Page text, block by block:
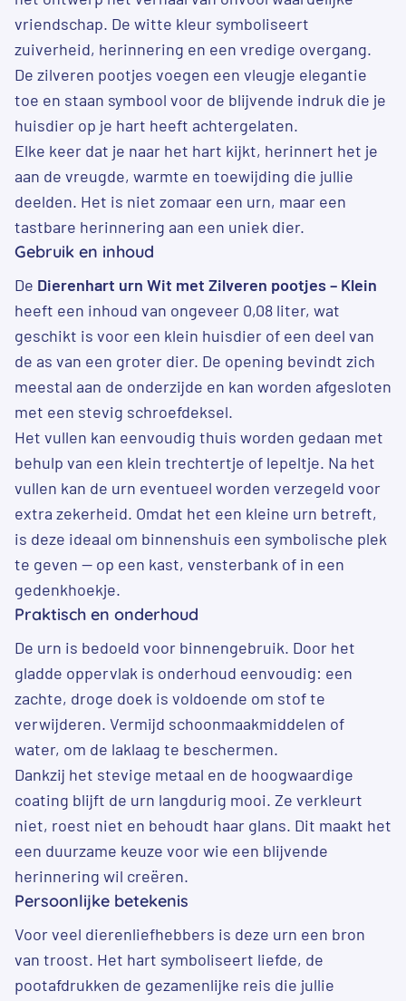
vriendschap. De witte kleur symboliseert
zuiverheid, herinnering en een vredige overgang.
De zilveren pootjes voegen een vleugje elegantie
toe en staan symbool voor de blijvende indruk die je
huisdier op je hart heeft achtergelaten.
Elke keer dat je naar het hart kijkt, herinnert het je
aan de vreugde, warmte en toewijding die jullie
deelden. Het is niet zomaar een urn, maar een
tastbare herinnering aan een uniek dier.
Gebruik en inhoud
De Dierenhart urn Wit met Zilveren pootjes – Klein
heeft een inhoud van ongeveer 0,08 liter, wat
geschikt is voor een klein huisdier of een deel van
de as van een groter dier. De opening bevindt zich
meestal aan de onderzijde en kan worden afgesloten
met een stevig schroefdeksel.
Het vullen kan eenvoudig thuis worden gedaan met
behulp van een klein trechtertje of lepeltje. Na het
vullen kan de urn eventueel worden verzegeld voor
extra zekerheid. Omdat het een kleine urn betreft,
is deze ideaal om binnenshuis een symbolische plek
te geven — op een kast, vensterbank of in een
gedenkhoekje.
Praktisch en onderhoud
De urn is bedoeld voor binnengebruik. Door het
gladde oppervlak is onderhoud eenvoudig: een
zachte, droge doek is voldoende om stof te
verwijderen. Vermijd schoonmaakmiddelen of
water, om de laklaag te beschermen.
Dankzij het stevige metaal en de hoogwaardige
coating blijft de urn langdurig mooi. Ze verkleurt
niet, roest niet en behoudt haar glans. Dit maakt het
een duurzame keuze voor wie een blijvende
herinnering wil creëren.
Persoonlijke betekenis
Voor veel dierenliefhebbers is deze urn een bron
van troost. Het hart symboliseert liefde, de
pootafdrukken de gezamenlijke reis die jullie